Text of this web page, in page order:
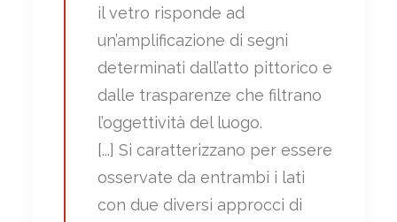
il vetro risponde ad
un’amplificazione di segni
determinati dall’atto pittorico e
dalle trasparenze che filtrano
l’oggettività del luogo.
[...] Si caratterizzano per essere
osservate da entrambi i lati
con due diversi approcci di